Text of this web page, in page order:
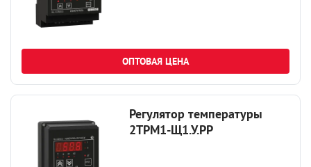
ОПТОВАЯ ЦЕНА
Регулятор температуры
2ТРМ1-Щ1.У.РР